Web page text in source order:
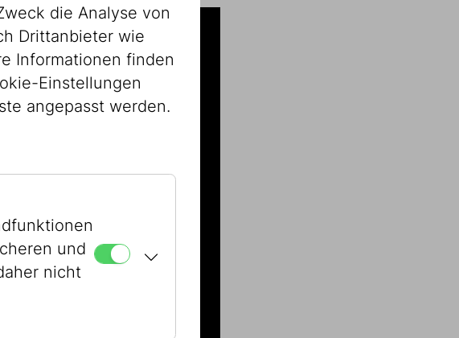
die Analyse von
Drittanbieter wie
Informationen finden
Einstellungen
angepasst werden.
und
nicht